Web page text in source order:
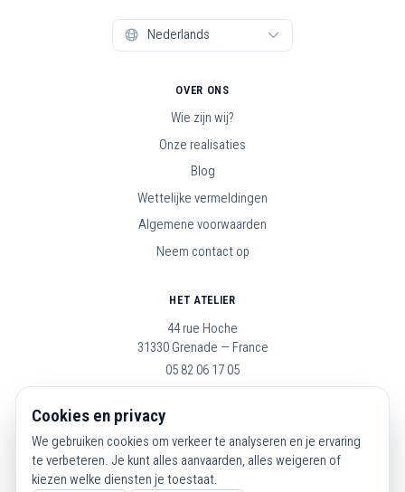
OVER ONS
Wie zijn wij?
Onze realisaties
Blog
Wettelijke vermeldingen
Algemene voorwaarden
Neem contact op
HET ATELIER
44 rue Hoche
31330 Grenade — France
05 82 06 17 05
VOLG ONS
Cookies en privacy
We gebruiken cookies om verkeer te analyseren en je ervaring
te verbeteren. Je kunt alles aanvaarden, alles weigeren of
kiezen welke diensten je toestaat.